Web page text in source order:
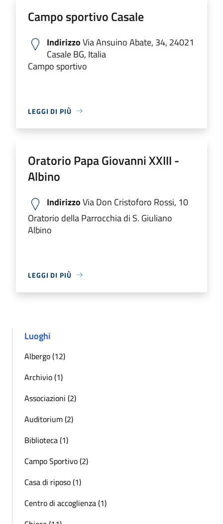
Campo sportivo Casale
IndirizzoVia Ansuino Abate, 34, 24021
Casale BG, Italia
Campo sportivo
LEGGI DI PIÙ
Oratorio Papa Giovanni XXIII -
Albino
IndirizzoVia Don Cristoforo Rossi, 10
Oratorio della Parrocchia di S. Giuliano
Albino
LEGGI DI PIÙ
Luoghi
Albergo (12)
Archivio (1)
Associazioni (2)
Auditorium (2)
Biblioteca (1)
Campo Sportivo (2)
Casa di riposo (1)
Centro di accoglienza (1)